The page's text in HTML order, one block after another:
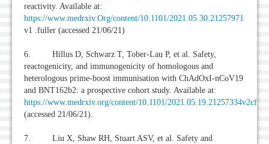
reactivity. Available at:
https://www.medrxiv.Org/content/10.1101/2021.05.30.21257971
v1 .fuller (accessed 21/06/21)
6. Hillus D, Schwarz T, Tober-Lau P, et al. Safety,
reactogenicity, and immunogenicity of homologous and
heterologous prime-boost immunisation with ChAdOxI-nCoV19
and BNT162b2: a prospective cohort study. Available at:
https://www.medrxiv.org/content/10.1101/2021.05.19.21257334v2cf
(accessed 21/06/21).
7. Liu X, Shaw RH, Stuart ASV, et al. Safety and